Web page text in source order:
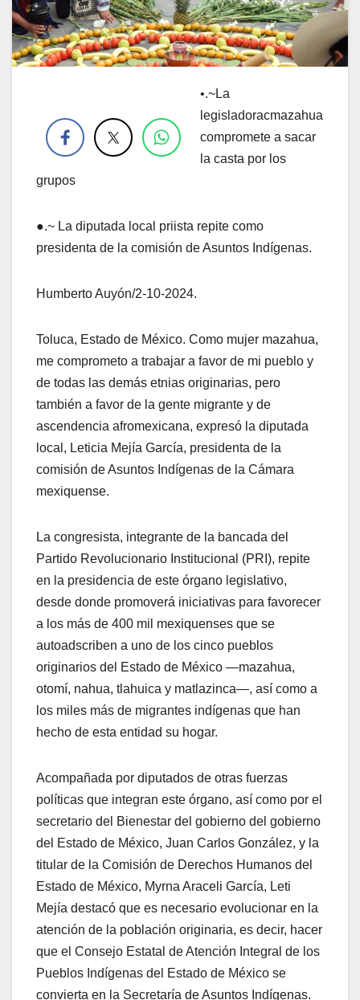
•.~La
legisladoracmazahua
compromete a sacar
la casta por los
grupos
●.~ La diputada local priista repite como
presidenta de la comisión de Asuntos Indígenas.
Humberto Auyón/2-10-2024.
Toluca, Estado de México. Como mujer mazahua,
me comprometo a trabajar a favor de mi pueblo y
de todas las demás etnias originarias, pero
también a favor de la gente migrante y de
ascendencia afromexicana, expresó la diputada
local, Leticia Mejía García, presidenta de la
comisión de Asuntos Indígenas de la Cámara
mexiquense.
La congresista, integrante de la bancada del
Partido Revolucionario Institucional (PRI), repite
en la presidencia de este órgano legislativo,
desde donde promoverá iniciativas para favorecer
a los más de 400 mil mexiquenses que se
autoadscriben a uno de los cinco pueblos
originarios del Estado de México —mazahua,
otomí, nahua, tlahuica y matlazinca—, así como a
los miles más de migrantes indígenas que han
hecho de esta entidad su hogar.
Acompañada por diputados de otras fuerzas
políticas que integran este órgano, así como por el
secretario del Bienestar del gobierno del gobierno
del Estado de México, Juan Carlos González, y la
titular de la Comisión de Derechos Humanos del
Estado de México, Myrna Araceli García, Leti
Mejía destacó que es necesario evolucionar en la
atención de la población originaria, es decir, hacer
que el Consejo Estatal de Atención Integral de los
Pueblos Indígenas del Estado de México se
convierta en la Secretaría de Asuntos Indígenas.